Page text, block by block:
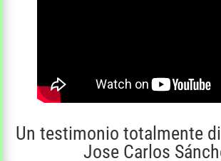
Un testimonio totalmente
Jose Carlos